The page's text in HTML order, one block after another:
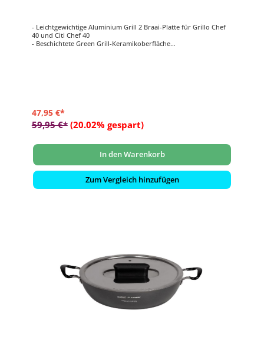
- Leichtgewichtige Aluminium Grill 2 Braai-Platte für Grillo Chef
40 und Citi Chef 40
- Beschichtete Green Grill-Keramikoberfläche
47,95 €*
59,95 €* (20.02% gespart)
In den Warenkorb
Zum Vergleich hinzufügen